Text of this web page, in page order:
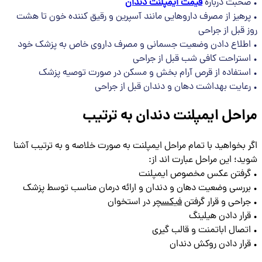
• صحبت دربارهقیمت ایمپلنت دندان
• پرهیز از مصرف داروهایی مانند آسپرین و رقیق کننده خون تا هشت
روز قبل از جراحی
• اطلاع دادن وضعیت جسمانی و مصرف داروی خاص به پزشک خود
• استراحت کافی شب قبل از جراحی
• استفاده از قرص آرام بخش و مسکن در صورت توصیه پزشک
• رعایت بهداشت دهان و دندان قبل از جراحی
مراحل ایمپلنت دندان به ترتیب
اگر بخواهید با تمام مراحل ایمپلنت به صورت خلاصه و به ترتیب آشنا
شوید؛ این مراحل عبارت اند از:
• گرفتن عکس مخصوص ایمپلنت
• بررسی وضعیت دهان و دندان و ارائه درمان مناسب توسط پزشک
• جراحی و قرار گرفتنفیکسچردر استخوان
• قرار دادن هیلینگ
• اتصال اباتمنت و قالب گیری
• قرار دادن روکش دندان